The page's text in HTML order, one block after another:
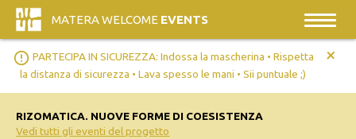
MATERA WELCOME EVENTS
error_outline PARTECIPA IN SICUREZZA: Indossa la mascherina • Rispetta
la distanza di sicurezza • Lava spesso le mani • Sii puntuale ;)
+
RIZOMATICA. NUOVE FORME DI COESISTENZA
Vedi tutti gli eventi del progetto